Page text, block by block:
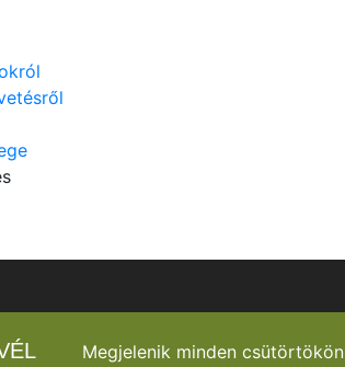
Megjelenik minden csütörtökön